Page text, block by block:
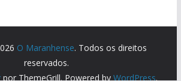
O Maranhense. Todos os direitos
reservados.
por ThemeGrill. Powered byWordPress.